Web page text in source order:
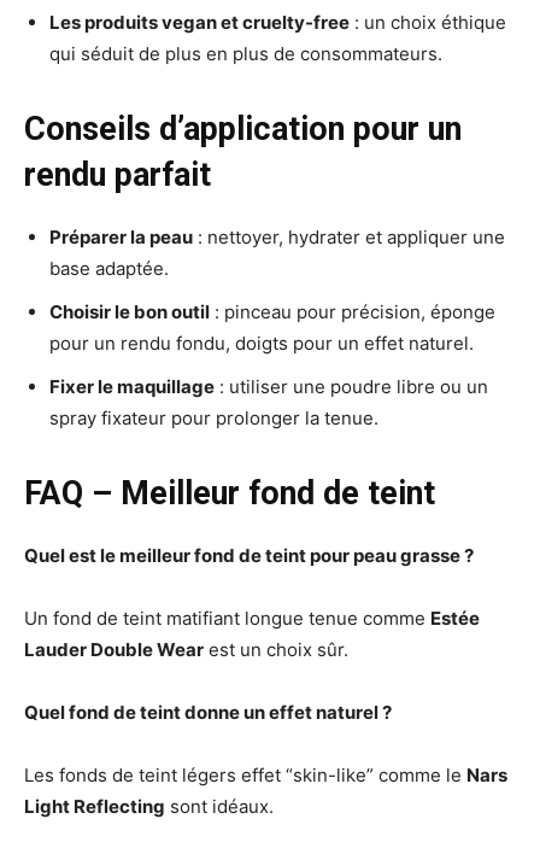
Les produits vegan et cruelty-free : un choix éthique
qui séduit de plus en plus de consommateurs.
Conseils d’application pour un
rendu parfait
Préparer la peau : nettoyer, hydrater et appliquer une
base adaptée.
Choisir le bon outil : pinceau pour précision, éponge
pour un rendu fondu, doigts pour un effet naturel.
Fixer le maquillage : utiliser une poudre libre ou un
spray fixateur pour prolonger la tenue.
FAQ – Meilleur fond de teint
Quel est le meilleur fond de teint pour peau grasse ?
Un fond de teint matifiant longue tenue comme Estée
Lauder Double Wear est un choix sûr.
Quel fond de teint donne un effet naturel ?
Les fonds de teint légers effet “skin-like” comme le Nars
Light Reflecting sont idéaux.